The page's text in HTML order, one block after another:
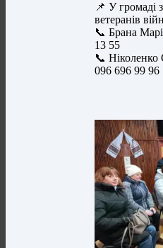
📌 У громаді
ветеранів
📞 Брана
13 55
📞 Ніколенко
096 696 99 96